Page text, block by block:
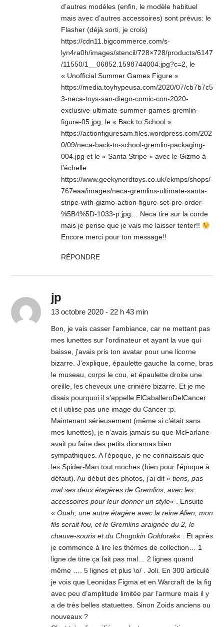
d’autres modèles (enfin, le modèle habituel
mais avec d’autres accessoires) sont prévus: le
Flasher (déjà sorti, je crois)
https://cdn11.bigcommerce.com/s-
lyn4ra0h/images/stencil/728×728/products/6147
/11550/1__06852.1598744004.jpg?c=2, le
« Unofficial Summer Games Figure »
https://media.toyhypeusa.com/2020/07/cb7b7c5
3-neca-toys-san-diego-comic-con-2020-
exclusive-ultimate-summer-games-gremlin-
figure-05.jpg, le « Back to School »
https://actionfiguresam.files.wordpress.com/202
0/09/neca-back-to-school-gremlin-packaging-
004.jpg et le « Santa Stripe » avec le Gizmo à
l’échelle
https://www.geekynerdtoys.co.uk/ekmps/shops/
767eaa/images/neca-gremlins-ultimate-santa-
stripe-with-gizmo-action-figure-set-pre-order-
%5B4%5D-1033-p.jpg… Neca tire sur la corde
mais je pense que je vais me laisser tenter!!
Encore merci pour ton message!!
RÉPONDRE
jp
13 octobre 2020 - 22 h 43 min
Bon, je vais casser l’ambiance, car ne mettant pas
mes lunettes sur l’ordinateur et ayant la vue qui
baisse, j’avais pris ton avatar pour une licorne
bizarre. J’explique, épaulette gauche la corne, bras
le museau, corps le cou, et épaulette droite une
oreille, les cheveux une crinière bizarre. Et je me
disais pourquoi il s’appelle ElCaballeroDelCancer
et il utilise pas une image du Cancer :p.
Maintenant sérieusement (même si c’était sans
mes lunettes), je n’avais jamais su que McFarlane
avait pu faire des petits dioramas bien
sympathiques. A l’époque, je ne connaissais que
les Spider-Man tout moches (bien pour l’époque à
défaut). Au début des photos, j’ai dit « tiens, pas
mal ses deux étagères de Gremlins, avec les
accessoires pour leur donner un style« . Ensuite
« Ouah, une autre étagère avec la reine Alien, mon
fils serait fou, et le Gremlins araignée du 2, le
chauve-souris et du Chogokin Goldorak« . Et après
je commence à lire les thèmes de collection… 1
ligne de titre ça fait pas mal… 2 lignes quand
même …. 5 lignes et plus \o/ . Joli. En 300 articulé
je vois que Leonidas Figma et en Warcraft de la fig
avec peu d’amplitude limitée par l’armure mais il y
a de très belles statuettes. Sinon Zoids anciens ou
nouveaux ?